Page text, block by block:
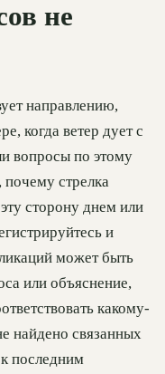
не
направлению,
когда ветер дует с
вопросы по этому
стрелка
сторону днем или
и
может быть
или объяснение,
какому-
найдено связанных
последним